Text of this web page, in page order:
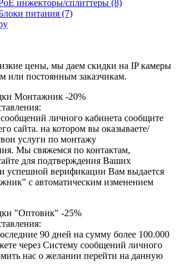
инжекторы/сплиттеры (8)
питания (7)
цены, мы даем скидки на IP камеры
или постоянным заказчикам.
Монтажник -20%
личного кабинета сообщите
сайта. на котором вы оказываете/
услуги по монтажу
Мы свяжемся по контактам,
для подтверждения Ваших
успешной верификации Вам выдается
с автоматическим изменением
"Оптовик" -25%
90 дней на сумму более 100.000
через Систему сообщений личного
нас о желании перейти на данную